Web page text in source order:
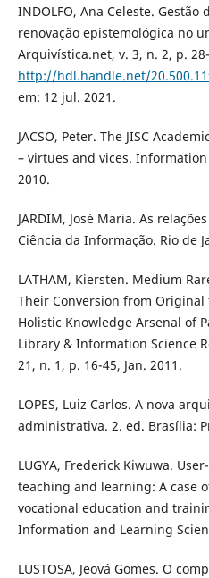
INDOLFO, Ana Celeste. Gestão
renovação epistemológica no
Arquivística.net, v. 3, n. 2, p.
http://hdl.handle.net/
em: 12 jul. 2021.
JACSO, Peter. The JISC
– virtues and vices. Information
2010.
JARDIM, José Maria. As
Ciência da Informação. Rio de
LATHAM, Kiersten. Medium
Their Conversion from
Holistic Knowledge Arsenal of
Library & Information Science
21, n. 1, p. 16-45, Jan. 2011.
LOPES, Luiz Carlos. A nova
administrativa. 2. ed. Brasília:
LUGYA, Frederick Kiwuwa.
teaching and learning: A case
vocational education and
Information and Learning
LUSTOSA, Jeová Gomes. O